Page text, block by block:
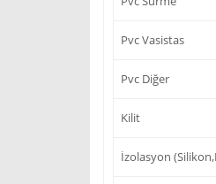
Pvc Vasistas
Pvc Diğer
Kilit
İzolasyon